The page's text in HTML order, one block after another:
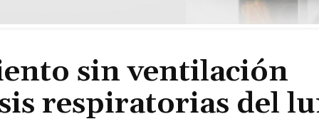
sin ventilación
respiratorias del